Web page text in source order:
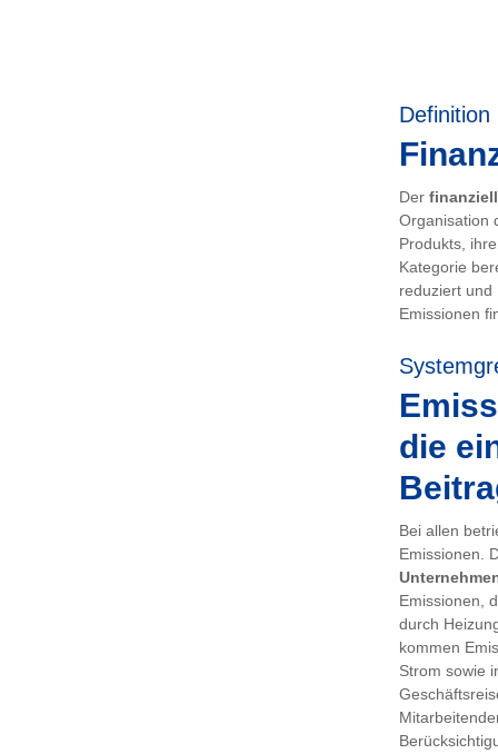
Definition
Der
Organisation
Produkts,
Kategorie
reduziert und
Emissionen
die
Bei allen
Emissionen.
Emissionen,
durch
kommen
Strom sowie